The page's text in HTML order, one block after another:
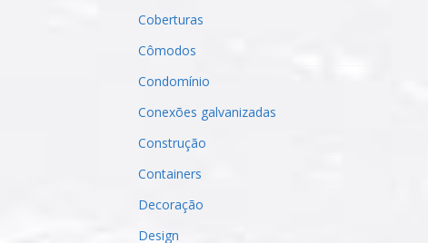
Coberturas
Cômodos
Condomínio
Conexões galvanizadas
Construção
Containers
Decoração
Design